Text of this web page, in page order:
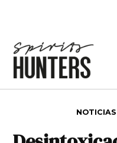
NOTICIAS